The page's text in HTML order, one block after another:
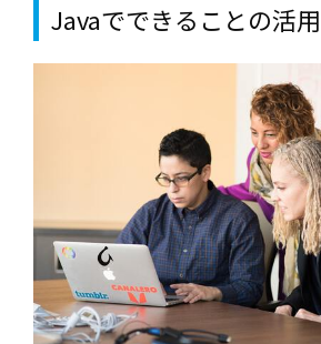
Javaでできることの活